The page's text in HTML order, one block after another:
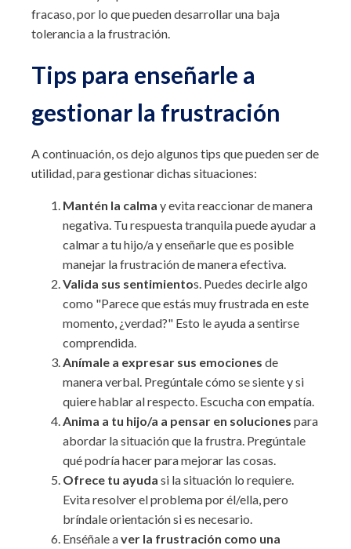
fracaso, por lo que pueden desarrollar una baja
tolerancia a la frustración.
Tips para enseñarle a
gestionar la frustración
A continuación, os dejo algunos tips que pueden ser de
utilidad, para gestionar dichas situaciones:
Mantén la calma y evita reaccionar de manera
negativa. Tu respuesta tranquila puede ayudar a
calmar a tu hijo/a y enseñarle que es posible
manejar la frustración de manera efectiva.
Valida sus sentimientos. Puedes decirle algo
como "Parece que estás muy frustrada en este
momento, ¿verdad?" Esto le ayuda a sentirse
comprendida.
Anímale a expresar sus emociones de
manera verbal. Pregúntale cómo se siente y si
quiere hablar al respecto. Escucha con empatía.
Anima a tu hijo/a a pensar en soluciones para
abordar la situación que la frustra. Pregúntale
qué podría hacer para mejorar las cosas.
Ofrece tu ayuda si la situación lo requiere.
Evita resolver el problema por él/ella, pero
bríndale orientación si es necesario.
Enséñale aver la frustración como una